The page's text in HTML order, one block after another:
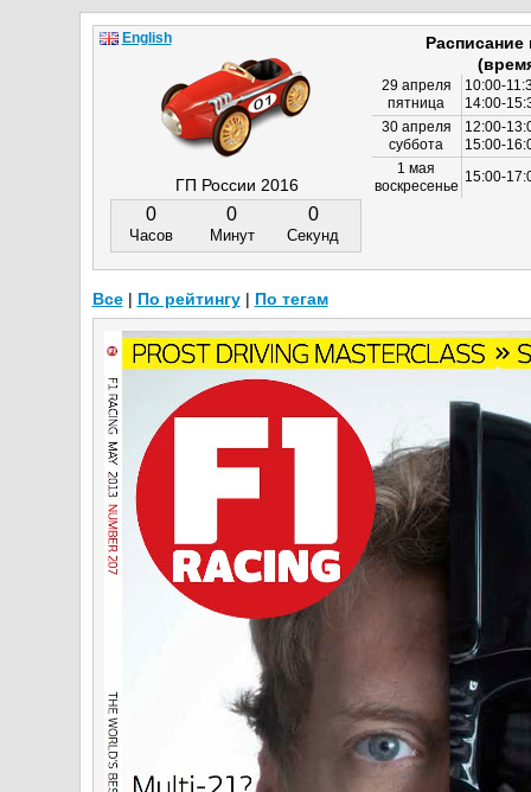
ГП России 2016
0
Часов
0
Минут
0
Секунд
29 апреля
пятница
10:00-
14:00-
30 апреля
суббота
12:00-
15:00-
1 мая
воскресенье
15:00-
English
Все| По рейтингу| По тегам